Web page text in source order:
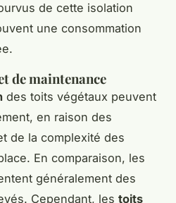
de cette isolation
une consommation
de maintenance
des toits végétaux peuvent
en raison des
de la complexité des
En comparaison, les
généralement des
Cependant, les toits